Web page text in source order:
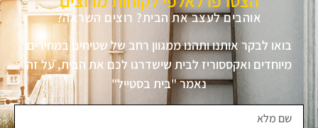
אוהבים לעצב את הבית? רוצים השראה?
בואו לבקר אותנו ותהנו ממגוון רחב של שטיחים במחירים
מיוחדים ואקססוריז לבית שישדרגו לכם את הבית, על זה
נאמר "בית בסטייל"